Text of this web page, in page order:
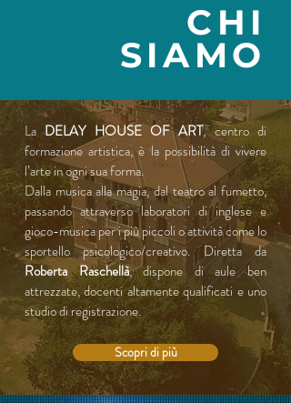
CHI
SIAMO
LaDELAY HOUSE OF ART, centro di
formazione artistica, è la possibilità di vivere
l’arte in ogni sua forma.
Dalla musica alla magia, dal teatro al fumetto,
passando attraverso laboratori di inglese e
gioco-musica per i più piccoli o attività come lo
sportello psicologico/creativo. Diretta da
Roberta Raschellà, dispone di aule ben
attrezzate, docenti altamente qualificati e uno
studio di registrazione.
Scopri di più